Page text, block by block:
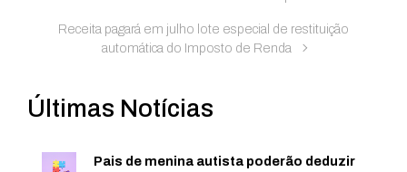
Receita pagará em julho lote especial de restituição
automática do Imposto de Renda
Últimas Notícias
Pais de menina autista poderão deduzir